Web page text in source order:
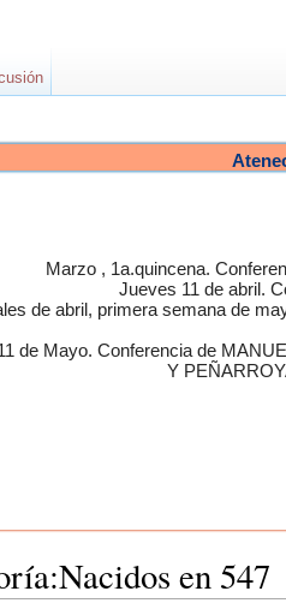
Marzo , 1a.quincena.
Jueves 11 de abril.
de abril, primera semana de
de Mayo. Conferencia de
Y
en 547